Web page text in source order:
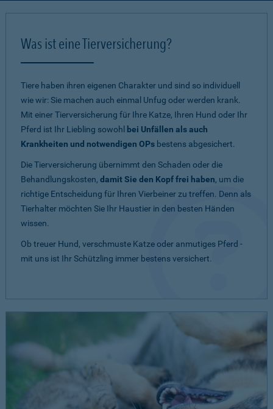
Was ist eine Tierversicherung?
Tiere haben ihren eigenen Charakter und sind so individuell
wie wir: Sie machen auch einmal Unfug oder werden krank.
Mit einer Tierversicherung für Ihre Katze, Ihren Hund oder Ihr
Pferd ist Ihr Liebling sowohl
bei Unfällen als auch
Krankheiten und notwendigen OPs bestens abgesichert.
Die Tierversicherung übernimmt den Schaden oder die
Behandlungskosten, damit Sie den Kopf frei haben, um die
richtige Entscheidung für Ihren Vierbeiner zu treffen. Denn als
Tierhalter möchten Sie Ihr Haustier in den besten Händen
wissen.
Ob treuer Hund, verschmuste Katze oder anmutiges Pferd -
mit uns ist Ihr Schützling immer bestens versichert.